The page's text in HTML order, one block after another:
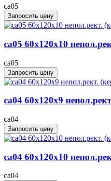
ca05
Запросить цену
ca05 60x120x10
ca05
Запросить цену
ca04 60x120x9
ca04
Запросить цену
ca04 60x120x10
ca04